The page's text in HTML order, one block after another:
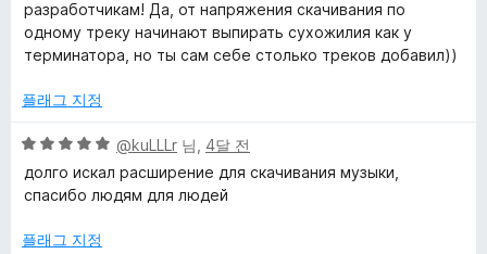
점
점
에
5
разработчикам! Да, от напряжения скачивания по
одному треку начинают выпирать сухожилия как у
терминатора, но ты сам себе столько треков добавил))
플래그 지정
5
점
만
에
@kuLLLr 님, 4달 전
долго искал расширение для скачивания музыки,
спасибо людям для людей
플래그 지정